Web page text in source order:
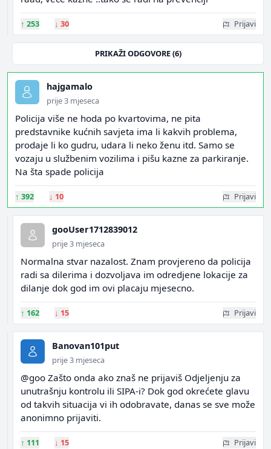
↑ 253 ↓ 30 Prijavi
PRIKAŽI ODGOVORE (6)
hajgamalo
prije 3 mjeseca
Policija više ne hoda po kvartovima, ne pita
predstavnike kućnih savjeta ima li kakvih problema,
prodaje li ko gudru, udara li neko ženu itd. Samo se
vozaju u službenim vozilima i pišu kazne za parkiranje.
Na šta spade policija
↑ 392 ↓ 10 Prijavi
gooUser1712839012
prije 3 mjeseca
Normalna stvar nazalost. Znam provjereno da policija
radi sa dilerima i dozvoljava im odredjene lokacije za
dilanje dok god im ovi placaju mjesecno.
↑ 162 ↓ 15 Prijavi
Banovan101put
prije 3 mjeseca
@goo Zašto onda ako znaš ne prijaviš Odjeljenju za
unutrašnju kontrolu ili SIPA-i? Dok god okrećete glavu
od takvih situacija vi ih odobravate, danas se sve može
anonimno prijaviti.
↑ 111 ↓ 15 Prijavi